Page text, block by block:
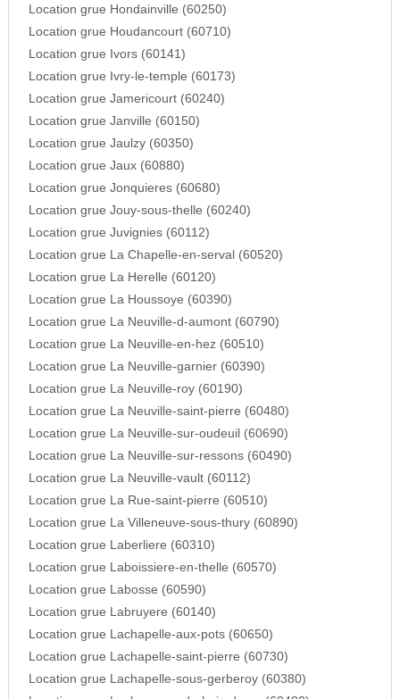
Location grue Hondainville (60250)
Location grue Houdancourt (60710)
Location grue Ivors (60141)
Location grue Ivry-le-temple (60173)
Location grue Jamericourt (60240)
Location grue Janville (60150)
Location grue Jaulzy (60350)
Location grue Jaux (60880)
Location grue Jonquieres (60680)
Location grue Jouy-sous-thelle (60240)
Location grue Juvignies (60112)
Location grue La Chapelle-en-serval (60520)
Location grue La Herelle (60120)
Location grue La Houssoye (60390)
Location grue La Neuville-d-aumont (60790)
Location grue La Neuville-en-hez (60510)
Location grue La Neuville-garnier (60390)
Location grue La Neuville-roy (60190)
Location grue La Neuville-saint-pierre (60480)
Location grue La Neuville-sur-oudeuil (60690)
Location grue La Neuville-sur-ressons (60490)
Location grue La Neuville-vault (60112)
Location grue La Rue-saint-pierre (60510)
Location grue La Villeneuve-sous-thury (60890)
Location grue Laberliere (60310)
Location grue Laboissiere-en-thelle (60570)
Location grue Labosse (60590)
Location grue Labruyere (60140)
Location grue Lachapelle-aux-pots (60650)
Location grue Lachapelle-saint-pierre (60730)
Location grue Lachapelle-sous-gerberoy (60380)